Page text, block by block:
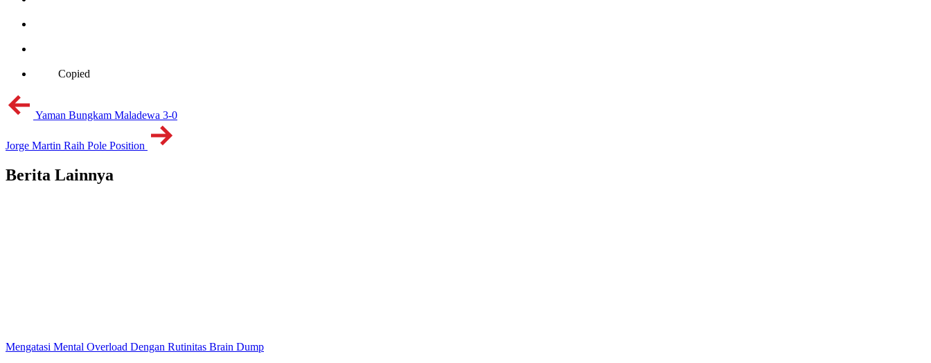
Copied
Yaman Bungkam Maladewa 3-0
Jorge Martin Raih Pole Position
Berita Lainnya
Mengatasi Mental Overload Dengan Rutinitas Brain Dump